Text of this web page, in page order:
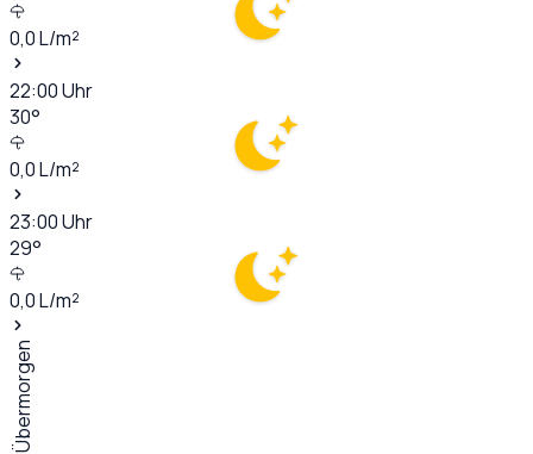
0,0L/m²
22:00Uhr
30°
0,0L/m²
23:00Uhr
29°
0,0L/m²
Übermorgen